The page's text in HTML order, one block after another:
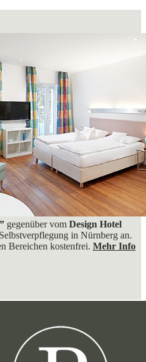
gegenüber vom Design Hotel
in Nürnberg an.
Bereichen kostenfrei. Mehr Info